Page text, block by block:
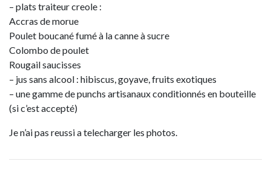
– plats traiteur creole :
Accras de morue
Poulet boucané fumé à la canne à sucre
Colombo de poulet
Rougail saucisses
– jus sans alcool : hibiscus, goyave, fruits exotiques
– une gamme de punchs artisanaux conditionnés en bouteille
(si c’est accepté)
Je n’ai pas reussi a telecharger les photos.